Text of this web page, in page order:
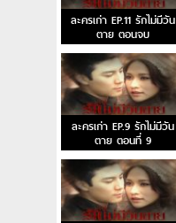
ละครเก่า EP.11 รักไม่มีวัน
ตาย ตอนจบ
ละครเก่า EP.9 รักไม่มีวัน
ตาย ตอนที่ 9